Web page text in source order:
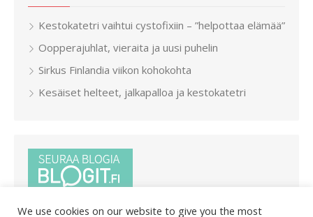
Kestokatetri vaihtui cystofixiin – ”helpottaa elämää”
Oopperajuhlat, vieraita ja uusi puhelin
Sirkus Finlandia viikon kohokohta
Kesäiset helteet, jalkapalloa ja kestokatetri
We use cookies on our website to give you the most